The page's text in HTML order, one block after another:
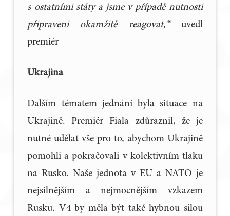
s ostatními státy a jsme v případě nutnosti
připraveni okamžitě reagovat,“ uvedl
premiér
Ukrajina
Dalším tématem jednání byla situace na
Ukrajině. Premiér Fiala zdůraznil, že je
nutné udělat vše pro to, abychom Ukrajině
pomohli a pokračovali v kolektivním tlaku
na Rusko. Naše jednota v EU a NATO je
nejsilnějším a nejmocnějším vzkazem
Rusku. V4 by měla být také hybnou silou